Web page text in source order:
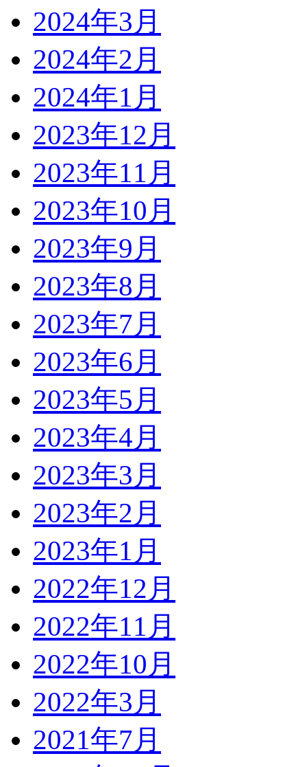
2024年3月
2024年2月
2024年1月
2023年12月
2023年11月
2023年10月
2023年9月
2023年8月
2023年7月
2023年6月
2023年5月
2023年4月
2023年3月
2023年2月
2023年1月
2022年12月
2022年11月
2022年10月
2022年3月
2021年7月